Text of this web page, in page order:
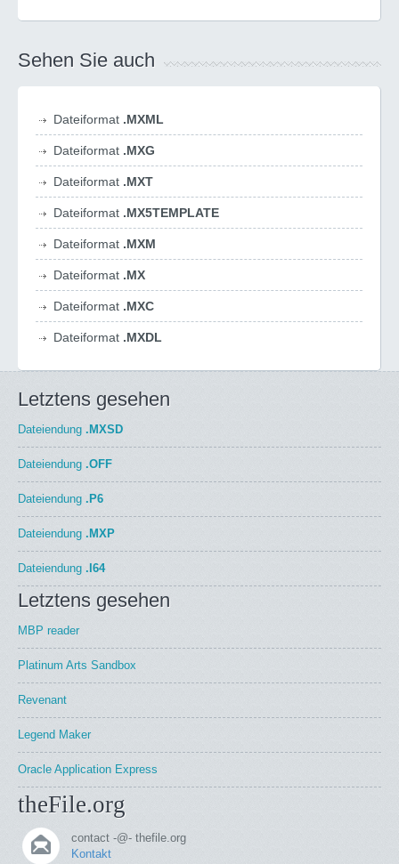
Sehen Sie auch
Dateiformat .MXML
Dateiformat .MXG
Dateiformat .MXT
Dateiformat .MX5TEMPLATE
Dateiformat .MXM
Dateiformat .MX
Dateiformat .MXC
Dateiformat .MXDL
Letztens gesehen
Dateiendung .MXSD
Dateiendung .OFF
Dateiendung .P6
Dateiendung .MXP
Dateiendung .I64
Letztens gesehen
MBP reader
Platinum Arts Sandbox
Revenant
Legend Maker
Oracle Application Express
theFile.org
contact -@- thefile.org
Kontakt